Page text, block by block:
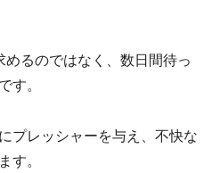
るのではなく、数日間待っ
す。
プレッシャーを与え、不快な
す。